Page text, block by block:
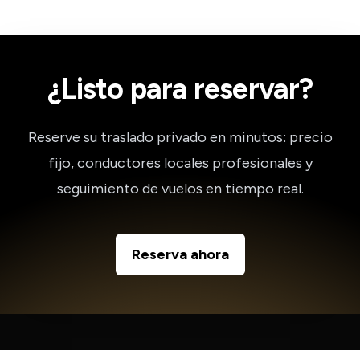
¿Listo para reservar?
Reserve su traslado privado en minutos: precio
fijo, conductores locales profesionales y
seguimiento de vuelos en tiempo real.
Reserva ahora